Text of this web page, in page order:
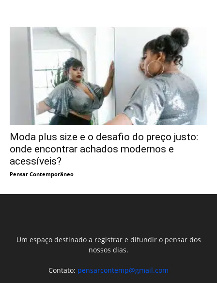
Moda plus size e o desafio do preço justo:
onde encontrar achados modernos e
acessíveis?
Pensar Contemporâneo
Um espaço destinado a registrar e difundir o pensar dos
nossos dias.
Contato: pensarcontemp@gmail.com